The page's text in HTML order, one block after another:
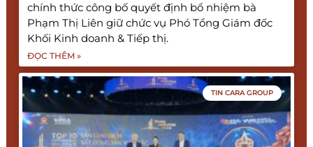
chính thức công bố quyết định bổ nhiệm bà
Phạm Thị Liên giữ chức vụ Phó Tổng Giám đốc
Khối Kinh doanh & Tiếp thị.
ĐỌC THÊM »
TIN CARA GROUP